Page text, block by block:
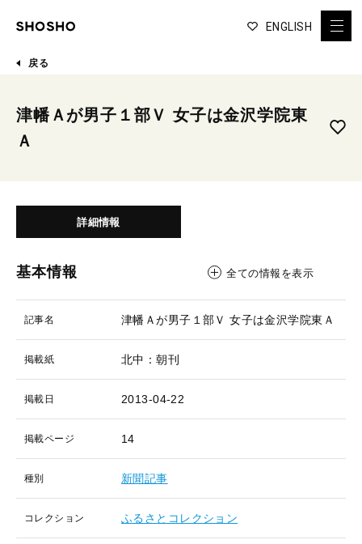
ENGLISH
戻る
津幡Ａが男子１部Ｖ 女子は金沢学院東
Ａ
詳細情報
基本情報 全ての情報を表示
記事名 津幡Ａが男子１部Ｖ 女子は金沢学院東Ａ
掲載紙 北中：朝刊
掲載日 2013-04-22
掲載ページ 14
種別 新聞記事
コレクション ふるさとコレクション